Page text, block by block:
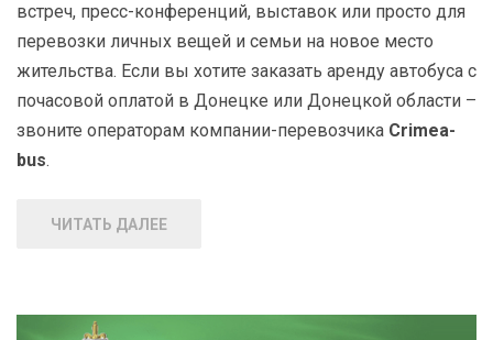
встреч, пресс-конференций, выставок или просто для
перевозки личных вещей и семьи на новое место
жительства. Если вы хотите заказать аренду автобуса с
почасовой оплатой в Донецке или Донецкой области –
звоните операторам компании-перевозчика Crimea-
bus.
ЧИТАТЬ ДАЛЕЕ